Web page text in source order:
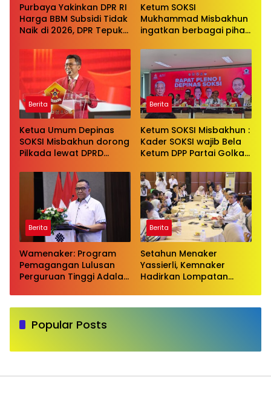
Purbaya Yakinkan DPR RI
Harga BBM Subsidi Tidak
Naik di 2026, DPR Tepuk
Ketum SOKSI
Mukhammad Misbakhun
ingatkan berbagai pihak
serangan bersifat
pribadi kepada Ketua
Golkar Bahlil Lahadalia
Berita
Ketua Umum Depinas
SOKSI Misbakhun dorong
Pilkada lewat DPRD
pilkada langsung
Berita
Ketum SOKSI Misbakhun :
Kader SOKSI wajib Bela
Ketum DPP Partai Golkar
Publik
Berita
Wamenaker: Program
Pemagangan Lulusan
Perguruan Tinggi Adalah
Berita
Setahun Menaker
Yassierli, Kemnaker
Hadirkan Lompatan
Popular Posts